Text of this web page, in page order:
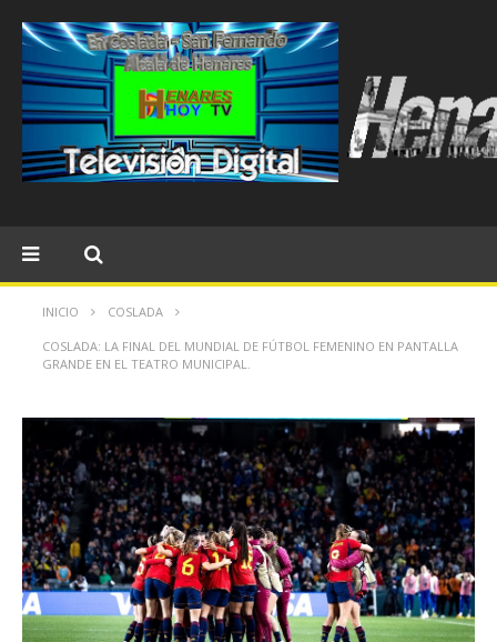
INICIO COSLADA
COSLADA: LA FINAL DEL MUNDIAL DE FÚTBOL FEMENINO EN PANTALLA
GRANDE EN EL TEATRO MUNICIPAL.